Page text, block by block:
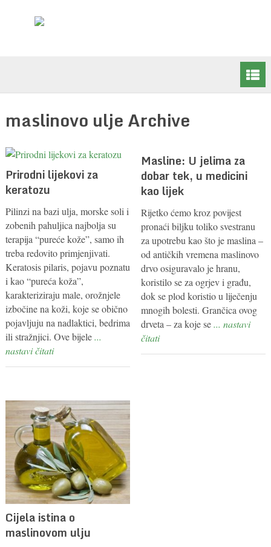
maslinovo ulje Archive
Prirodni lijekovi za
keratozu
Pilinzi na bazi ulja, morske soli i
zobenih pahuljica najbolja su
terapija “pureće kože”, samo ih
treba redovito primjenjivati.
Keratosis pilaris, pojavu poznatu
i kao “pureća koža”,
karakteriziraju male, orožnjele
izbočine na koži, koje se obično
pojavljuju na nadlaktici, bedrima
ili stražnjici. Ove bijele...
nastavi čitati
Masline: U jelima za
dobar tek, u medicini
kao lijek
Rijetko ćemo kroz povijest
pronaći biljku toliko svestranu
za upotrebu kao što je maslina –
od antičkih vremena maslinovo
drvo osiguravalo je hranu,
koristilo se za ogrjev i građu,
dok se plod koristio u liječenju
mnogih bolesti. Grančica ovog
drveta – za koje se... nastavi
čitati
Cijela istina o
maslinovom ulju